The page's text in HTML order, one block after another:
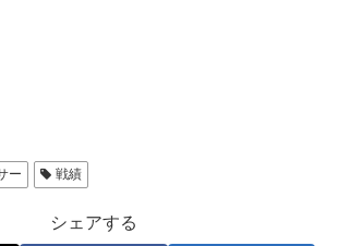
ー 戦績
シェアする